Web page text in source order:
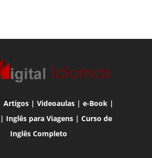
Artigos| Videoaulas| e-Book|
| Inglês para Viagens |Curso de
Inglês Completo